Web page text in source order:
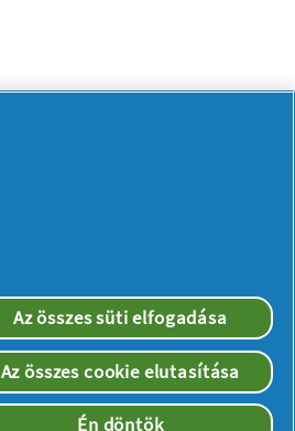
Az összes süti elfogadása
Az összes cookie elutasítása
Én döntök